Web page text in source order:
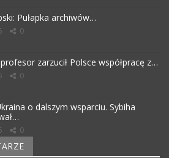
Pułapka archiwów…
0
zarzucił Polsce współpracę z…
0
o dalszym wsparciu. Sybiha
0